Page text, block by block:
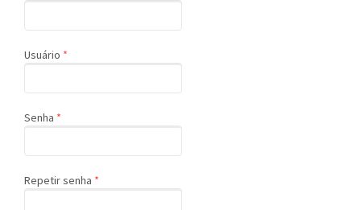
Usuário *
Senha *
Repetir senha *